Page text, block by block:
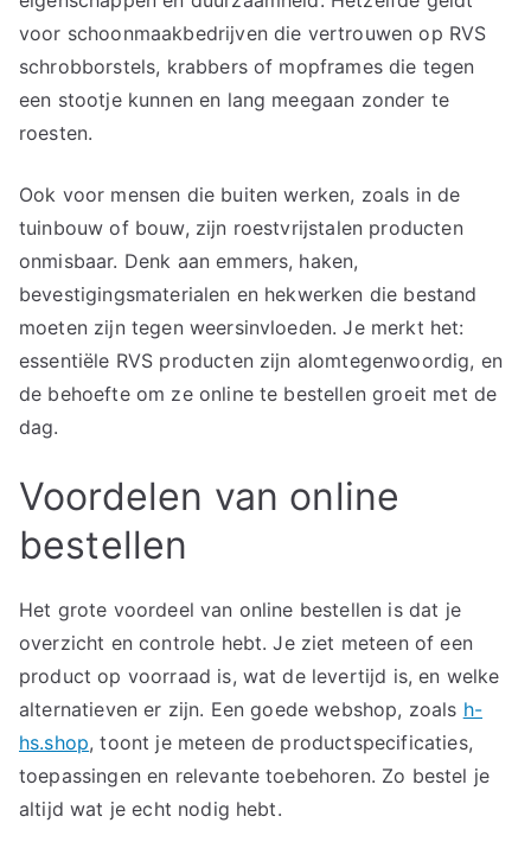
voor schoonmaakbedrijven die vertrouwen op RVS
schrobborstels, krabbers of mopframes die tegen
een stootje kunnen en lang meegaan zonder te
roesten.
Ook voor mensen die buiten werken, zoals in de
tuinbouw of bouw, zijn roestvrijstalen producten
onmisbaar. Denk aan emmers, haken,
bevestigingsmaterialen en hekwerken die bestand
moeten zijn tegen weersinvloeden. Je merkt het:
essentiële RVS producten zijn alomtegenwoordig, en
de behoefte om ze online te bestellen groeit met de
dag.
Voordelen van online
bestellen
Het grote voordeel van online bestellen is dat je
overzicht en controle hebt. Je ziet meteen of een
product op voorraad is, wat de levertijd is, en welke
alternatieven er zijn. Een goede webshop, zoals h-
hs.shop, toont je meteen de productspecificaties,
toepassingen en relevante toebehoren. Zo bestel je
altijd wat je echt nodig hebt.